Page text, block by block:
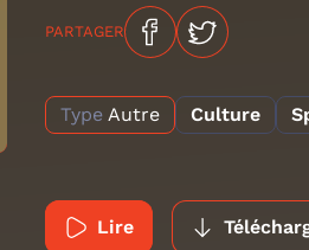
PARTAGER
Type Autre Culture
Lire